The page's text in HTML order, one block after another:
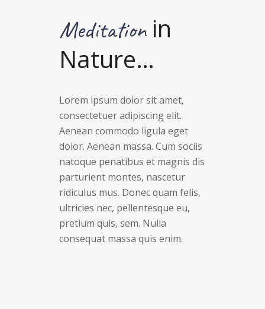
Meditationin
Nature…
Lorem ipsum dolor sit amet,
consectetuer adipiscing elit.
Aenean commodo ligula eget
dolor. Aenean massa. Cum sociis
natoque penatibus et magnis dis
parturient montes, nascetur
ridiculus mus. Donec quam felis,
ultricies nec, pellentesque eu,
pretium quis, sem. Nulla
consequat massa quis enim.